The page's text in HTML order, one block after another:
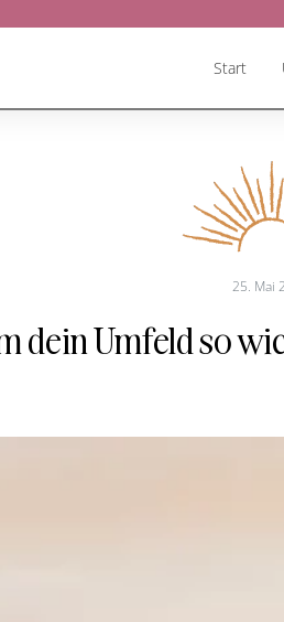
Start
25. Mai
dein Umfeld so